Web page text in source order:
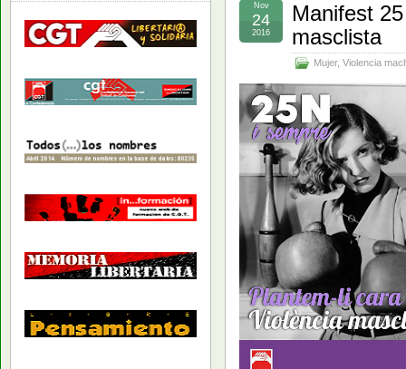
Manifest
masclista
Mujer, Violencia
Nov
24
2016